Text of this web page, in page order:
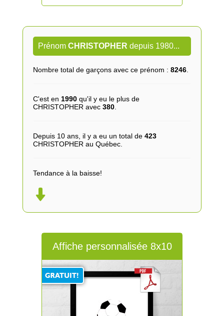
Prénom CHRISTOPHER depuis 1980...
Nombre total de garçons avec ce prénom : 8246.
C'est en 1990qu'il y eu le plus de
CHRISTOPHER avec 380.
Depuis 10 ans, il y a eu un total de 423
CHRISTOPHER au Québec.
Tendance à la baisse!
Affiche personnalisée 8x10